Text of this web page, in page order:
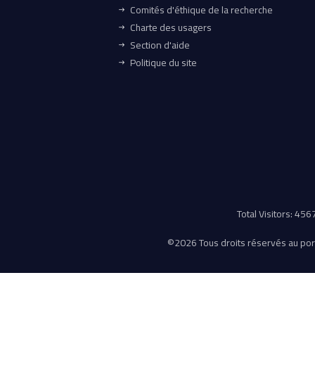
Comités d'éthique de la recherche
Charte des usagers
Section d'aide
Politique du site
Total Visitors:
©2026 Tous droits réservés au